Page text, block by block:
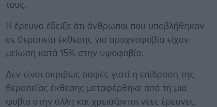
τους.
Η έρευνα έδειξε ότι άνθρωποι που υποβλήθηκαν
σε θεραπεία έκθεσης για αραχνοφοβία είχαν
μείωση κατά 15% στην υψοφοβία.
Δεν είναι ακριβώς σαφές γιατί η επίδραση της
θεραπείας έκθεσης μεταφέρθηκε από τη μια
φοβία στην άλλη και χρειάζονται νέες έρευνες.